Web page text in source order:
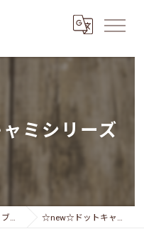
ミシリーズ
ブログ ☆new☆ドットキャミシリーズ